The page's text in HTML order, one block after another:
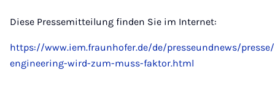
Diese Pressemitteilung finden Sie im Internet:
https://www.iem.fraunhofer.de/de/presseundnews/
engineering-wird-zum-muss-faktor.html